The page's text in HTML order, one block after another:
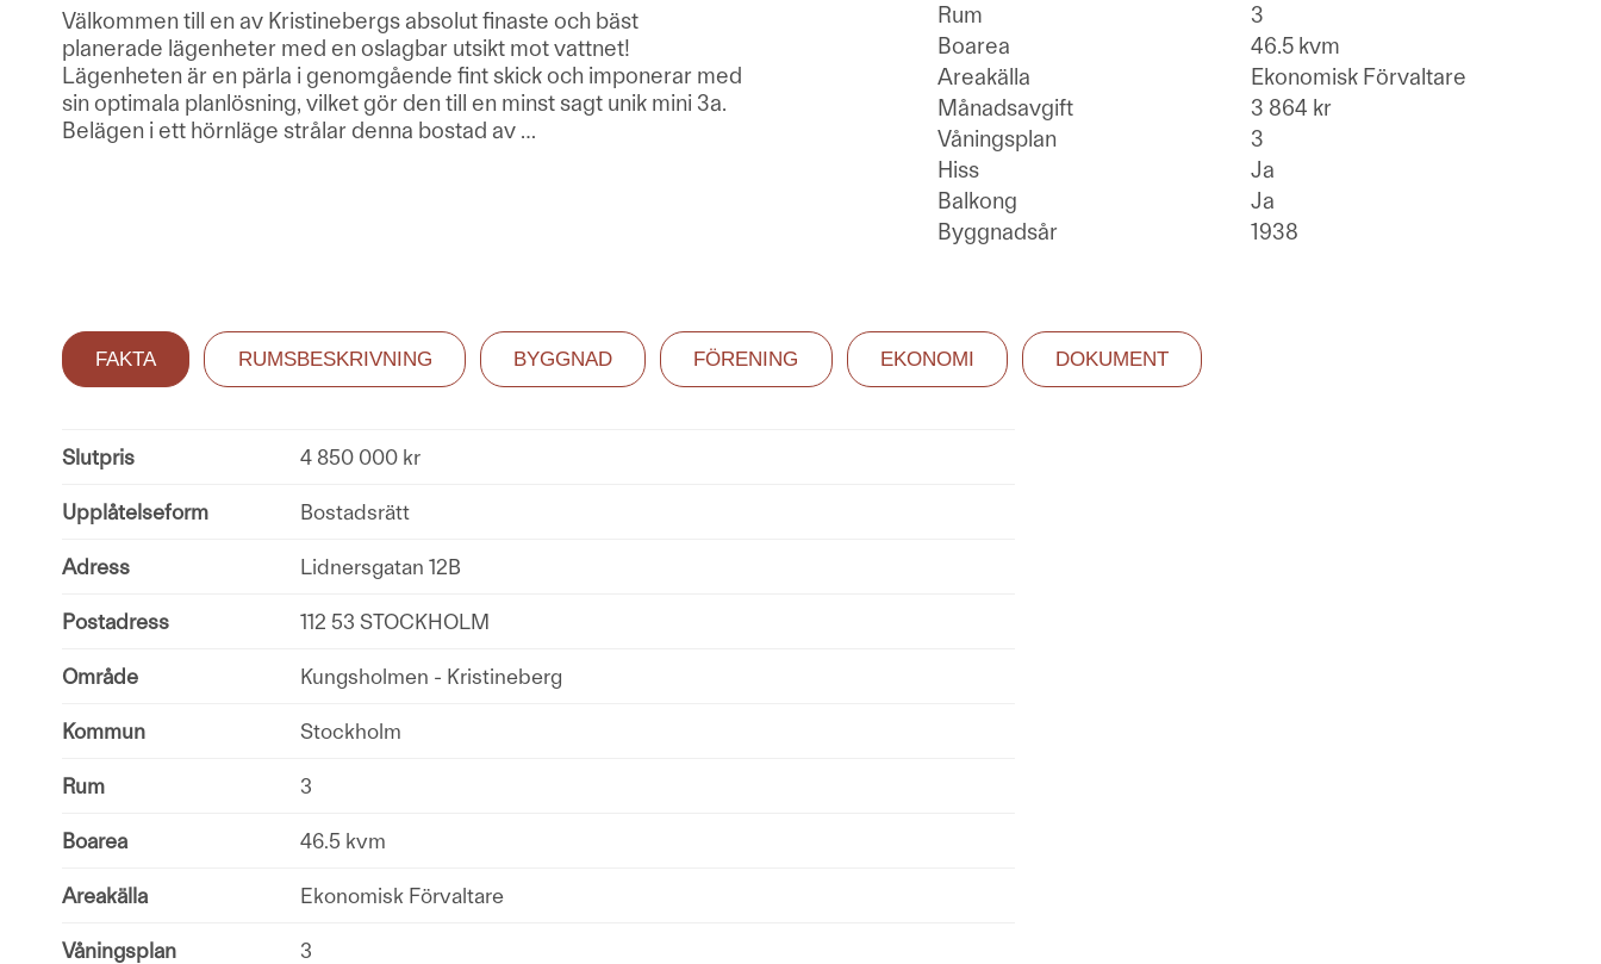
Välkommen till en av Kristinebergs absolut finaste och bäst
planerade lägenheter med en oslagbar utsikt mot vattnet!
Lägenheten är en pärla i genomgående fint skick och imponerar med
sin optimala planlösning, vilket gör den till en minst sagt unik mini 3a.
Belägen i ett hörnläge strålar denna bostad av …
Rum
3
Boarea
46.5 kvm
Areakälla
Ekonomisk Förvaltare
Månadsavgift
3 864 kr
Våningsplan
3
Hiss
Ja
Balkong
Ja
Byggnadsår
1938
FAKTA RUMSBESKRIVNING BYGGNAD FÖRENING EKONOMI DOKUMENT
Slutpris 4 850 000 kr
Upplåtelseform Bostadsrätt
Adress Lidnersgatan 12B
Postadress 112 53 STOCKHOLM
Område Kungsholmen - Kristineberg
Kommun Stockholm
Rum 3
Boarea 46.5 kvm
Areakälla Ekonomisk Förvaltare
Våningsplan 3